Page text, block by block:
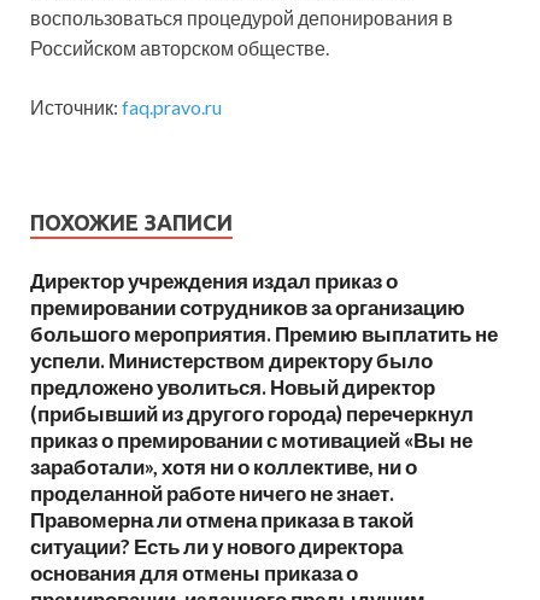
воспользоваться процедурой депонирования в
Российском авторском обществе.
Источник: faq.pravo.ru
ПОХОЖИЕ ЗАПИСИ
Директор учреждения издал приказ о
премировании сотрудников за организацию
большого мероприятия. Премию выплатить не
успели. Министерством директору было
предложено уволиться. Новый директор
(прибывший из другого города) перечеркнул
приказ о премировании с мотивацией «Вы не
заработали», хотя ни о коллективе, ни о
проделанной работе ничего не знает.
Правомерна ли отмена приказа в такой
ситуации? Есть ли у нового директора
основания для отмены приказа о